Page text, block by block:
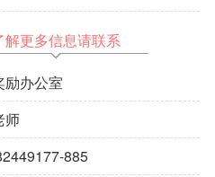
解更多信息请联系
励办公室
师
885